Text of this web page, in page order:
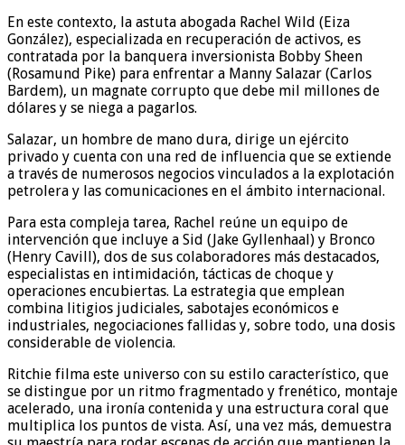
En este contexto, la astuta abogada Rachel Wild (Eiza
González), especializada en recuperación de activos, es
contratada por la banquera inversionista Bobby Sheen
(Rosamund Pike) para enfrentar a Manny Salazar (Carlos
Bardem), un magnate corrupto que debe mil millones de
dólares y se niega a pagarlos.
Salazar, un hombre de mano dura, dirige un ejército
privado y cuenta con una red de influencia que se extiende
a través de numerosos negocios vinculados a la explotación
petrolera y las comunicaciones en el ámbito internacional.
Para esta compleja tarea, Rachel reúne un equipo de
intervención que incluye a Sid (Jake Gyllenhaal) y Bronco
(Henry Cavill), dos de sus colaboradores más destacados,
especialistas en intimidación, tácticas de choque y
operaciones encubiertas. La estrategia que emplean
combina litigios judiciales, sabotajes económicos e
industriales, negociaciones fallidas y, sobre todo, una dosis
considerable de violencia.
Ritchie filma este universo con su estilo característico, que
se distingue por un ritmo fragmentado y frenético, montaje
acelerado, una ironía contenida y una estructura coral que
multiplica los puntos de vista. Así, una vez más, demuestra